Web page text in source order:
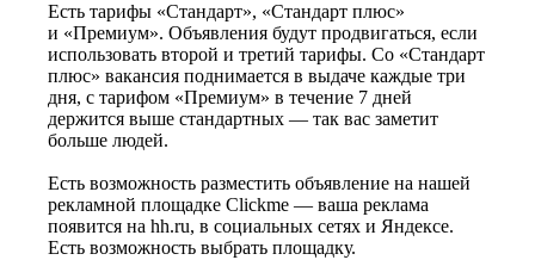
Есть тарифы «Стандарт», «Стандарт плюс»
и «Премиум». Объявления будут продвигаться, если
использовать второй и третий тарифы. Со «Стандарт
плюс» вакансия поднимается в выдаче каждые три
дня, с тарифом «Премиум» в течение 7 дней
держится выше стандартных — так вас заметит
больше людей.
Есть возможность разместить объявление на нашей
рекламной площадке Clickme — ваша реклама
появится на hh.ru, в социальных сетях и Яндексе.
Есть возможность выбрать площадку.